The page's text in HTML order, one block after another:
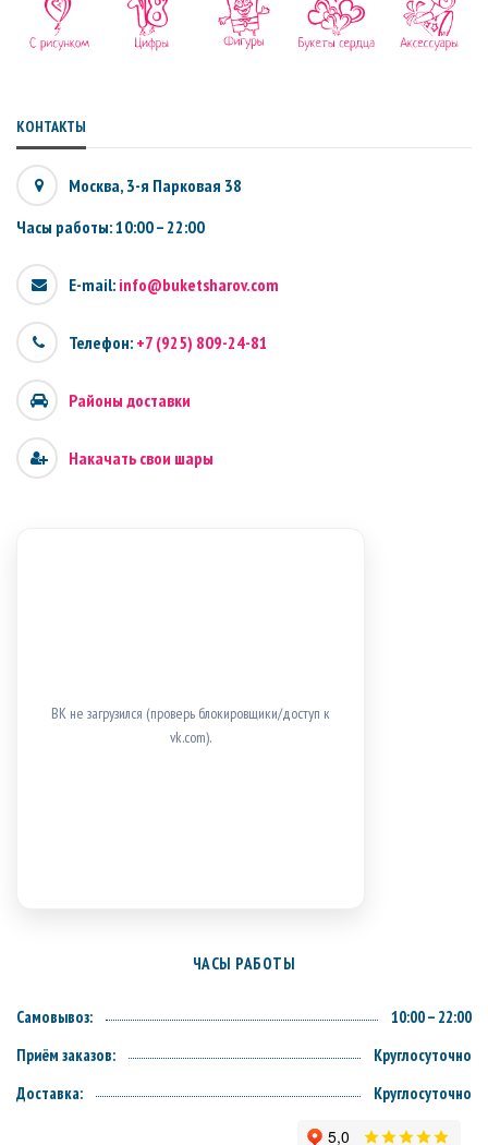
КОНТАКТЫ
Москва, 3-я Парковая 38
Часы работы: 10:00 – 22:00
E-mail: info@buketsharov.com
Телефон: +7 (925) 809-24-81
Районы доставки
Накачать свои шары
ВК не загрузился (проверь блокировщики/доступ к
vk.com).
ЧАСЫ РАБОТЫ
Самовывоз:
10:00 – 22:00
Приём заказов:
Круглосуточно
Доставка:
Круглосуточно